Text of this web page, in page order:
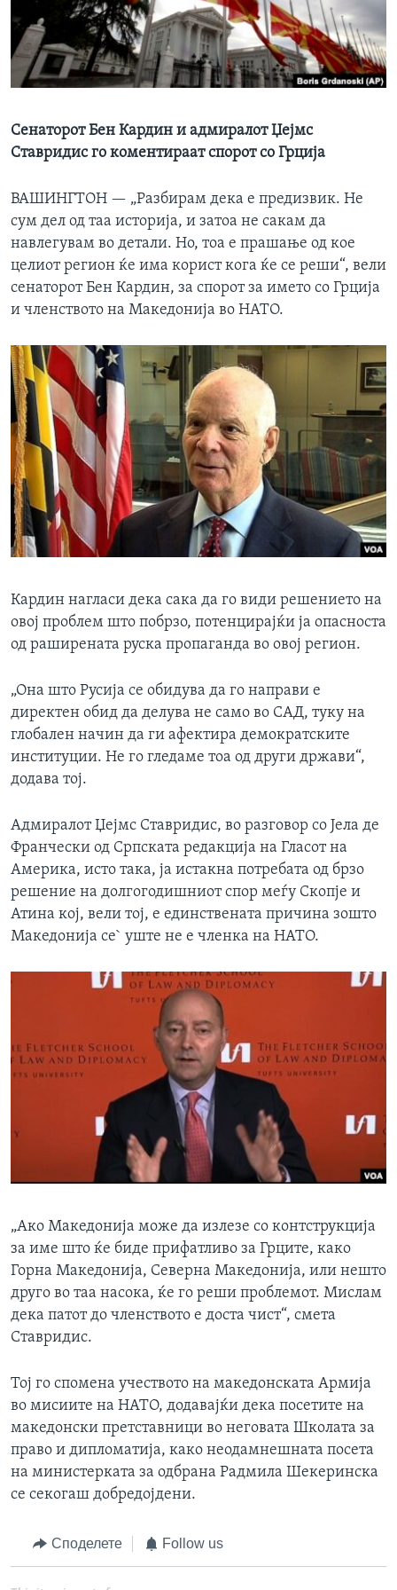
ИНТЕРВЈУА
Јазици
Сенаторот Бен Кардин и адмиралот Џејмс
Ставридис го коментираат спорот со Грција
ВАШИНГТОН — „Разбирам дека е предизвик. Не
сум дел од таа историја, и затоа не сакам да
навлегувам во детали. Но, тоа е прашање од кое
целиот регион ќе има корист кога ќе се реши“, вели
сенаторот Бен Кардин, за спорот за името со Грција
и членството на Македонија во НАТО.
Кардин нагласи дека сака да го види решението на
овој проблем што побрзо, потенцирајќи ја опасноста
од раширената руска пропаганда во овој регион.
„Она што Русија се обидува да го направи е
директен обид да делува не само во САД, туку на
глобален начин да ги афектира демократските
институции. Не го гледаме тоа од други држави“,
додава тој.
Адмиралот Џејмс Ставридис, во разговор со Јела де
Франчески од Српската редакција на Гласот на
Америка, исто така, ја истакна потребата од брзо
решение на долгогодишниот спор меѓу Скопје и
Атина кој, вели тој, е единствената причина зошто
Македонија се` уште не е членка на НАТО.
„Ако Македонија може да излезе со контструкција
за име што ќе биде прифатливо за Грците, како
Горна Македонија, Северна Македонија, или нешто
друго во таа насока, ќе го реши проблемот. Мислам
дека патот до членството е доста чист“, смета
Ставридис.
Тој го спомена учеството на македонската Армија
во мисиите на НАТО, додавајќи дека посетите на
македонски претставници во неговата Школата за
право и дипломатија, како неодамнешната посета
на министерката за одбрана Радмила Шекеринска
се секогаш добредојдени.
Споделете Follow us